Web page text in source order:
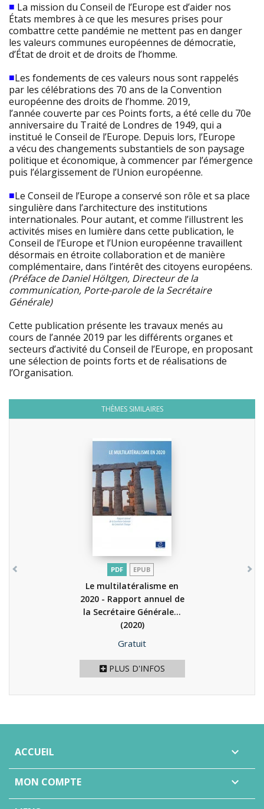
■ La mission du Conseil de l’Europe est d’aider nos
États membres à ce que les mesures prises pour
combattre cette pandémie ne mettent pas en danger
les valeurs communes européennes de démocratie,
d’État de droit et de droits de l’homme.
■Les fondements de ces valeurs nous sont rappelés
par les célébrations des 70 ans de la Convention
européenne des droits de l’homme. 2019,
l’année couverte par ces Points forts, a été celle du 70e
anniversaire du Traité de Londres de 1949, qui a
institué le Conseil de l’Europe. Depuis lors, l’Europe
a vécu des changements substantiels de son paysage
politique et économique, à commencer par l’émergence
puis l’élargissement de l’Union européenne.
■Le Conseil de l’Europe a conservé son rôle et sa place
singulière dans l’architecture des institutions
internationales. Pour autant, et comme l’illustrent les
activités mises en lumière dans cette publication, le
Conseil de l’Europe et l’Union européenne travaillent
désormais en étroite collaboration et de manière
complémentaire, dans l’intérêt des citoyens européens.
(Préface de Daniel Höltgen, Directeur de la
communication, Porte-parole de la Secrétaire
Générale)
Cette publication présente les travaux menés au
cours de l’année 2019 par les différents organes et
secteurs d’activité du Conseil de l’Europe, en proposant
une sélection de points forts et de réalisations de
l’Organisation.
THÈMES SIMILAIRES
PDF EPUB
Le multilatéralisme en
2020 - Rapport annuel de
la Secrétaire Générale...
(2020)
Prix
Gratuit
PLUS D'INFOS
ACCUEIL 
MON COMPTE 